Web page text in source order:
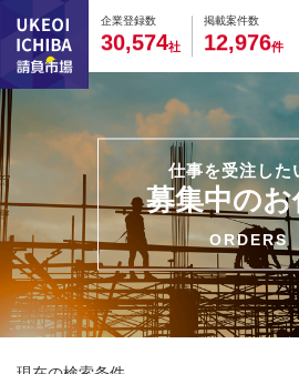
企業登録数
0
3
0
0,
0
5
0
74社
掲載案件数
0
1
0
2,
0
9
0
76件
仕事を受注した
募集中のお
ORDERS